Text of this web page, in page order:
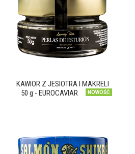
KAWIOR Z JESIOTRA I MAKRELI
50 g - EUROCAVIAR
NOWOŚĆ